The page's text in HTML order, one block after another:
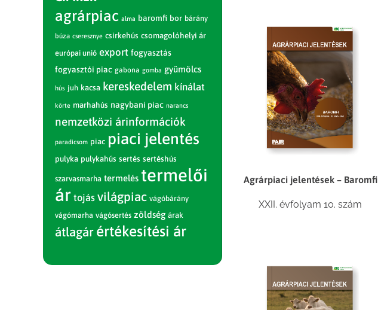
Agrárpiaci jelentések – Baromfi
XXII. évfolyam 10. szám
agrárpiac alma baromfi bor bárány
búza cseresznye csirkehús csomagolóhelyi ár
európai unió export fogyasztás
fogyasztói piac gabona gomba gyümölcs
hús juh kacsa kereskedelem kínálat
körte marhahús nagybani piac narancs
nemzetközi árinformációk
paradicsom piac piaci jelentés
pulyka pulykahús sertés sertéshús
szarvasmarha termelés termelői
ár tojás világpiac vágóbárány
vágómarha vágósertés zöldség árak
átlagár értékesítési ár